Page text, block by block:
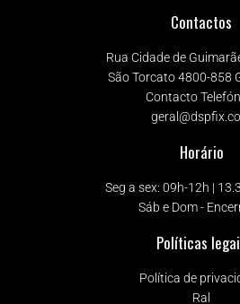
Contactos
Rua Cidade de
São Torcato 4800-858
Contacto
Horário
Seg a sex: 09h-12h |
Sáb e Dom -
Políticas
Política de
Ral